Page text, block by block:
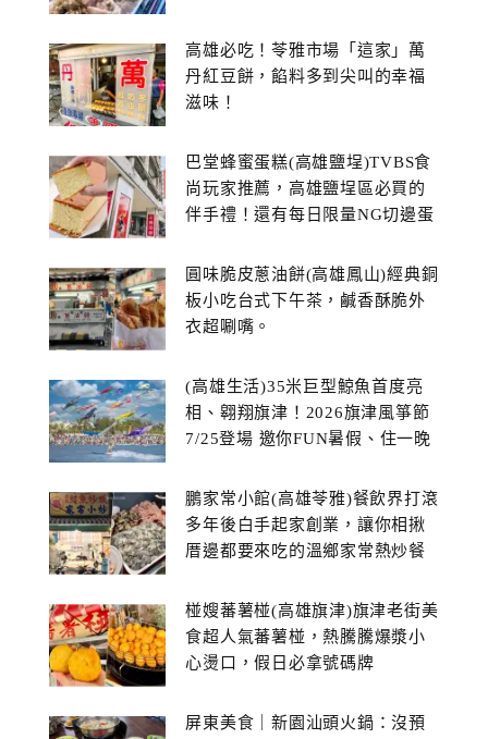
高雄必吃！苓雅市場「這家」萬
丹紅豆餅，餡料多到尖叫的幸福
滋味！
巴堂蜂蜜蛋糕(高雄鹽埕)TVBS食
尚玩家推薦，高雄鹽埕區必買的
伴手禮！還有每日限量NG切邊蛋
圓味脆皮蔥油餅(高雄鳳山)經典銅
板小吃台式下午茶，鹹香酥脆外
衣超唰嘴。
(高雄生活)35米巨型鯨魚首度亮
相、翱翔旗津！2026旗津風箏節
7/25登場 邀你FUN暑假、住一晚
鵬家常小館(高雄苓雅)餐飲界打滾
多年後白手起家創業，讓你相揪
厝邊都要來吃的溫鄉家常熱炒餐
椪嫂蕃薯椪(高雄旗津)旗津老街美
食超人氣蕃薯椪，熱騰騰爆漿小
心燙口，假日必拿號碼牌
屏東美食｜新園汕頭火鍋：沒預